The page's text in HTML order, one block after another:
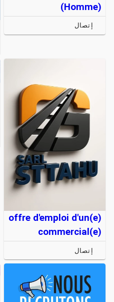
(Homme)
إتصال
offre d'emploi d'un(e)
commercial(e)
إتصال